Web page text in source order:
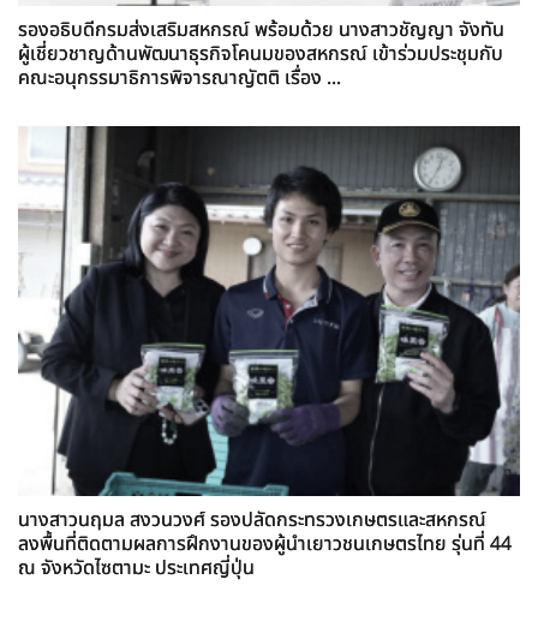
รองอธิบดีกรมส่งเสริมสหกรณ์ พร้อมด้วย นางสาวชัญญา จังทัน
ผู้เชี่ยวชาญด้านพัฒนาธุรกิจโคนมของสหกรณ์ เข้าร่วมประชุมกับ
คณะอนุกรรมาธิการพิจารณาญัตติ เรื่อง ...
นางสาวนฤมล สงวนวงศ์ รองปลัดกระทรวงเกษตรและสหกรณ์
ลงพื้นที่ติดตามผลการฝึกงานของผู้นำเยาวชนเกษตรไทย รุ่นที่ 44
ณ จังหวัดไซตามะ ประเทศญี่ปุ่น